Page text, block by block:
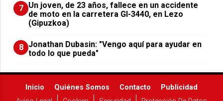
7 Un joven, de 23 años, fallece en un accidente
de moto en la carretera GI-3440, en Lezo
(Gipuzkoa)
8 Jonathan Dubasin: "Vengo aquí para ayudar en
todo lo que pueda"
Inicio Quiénes Somos Contacto
Publicidad